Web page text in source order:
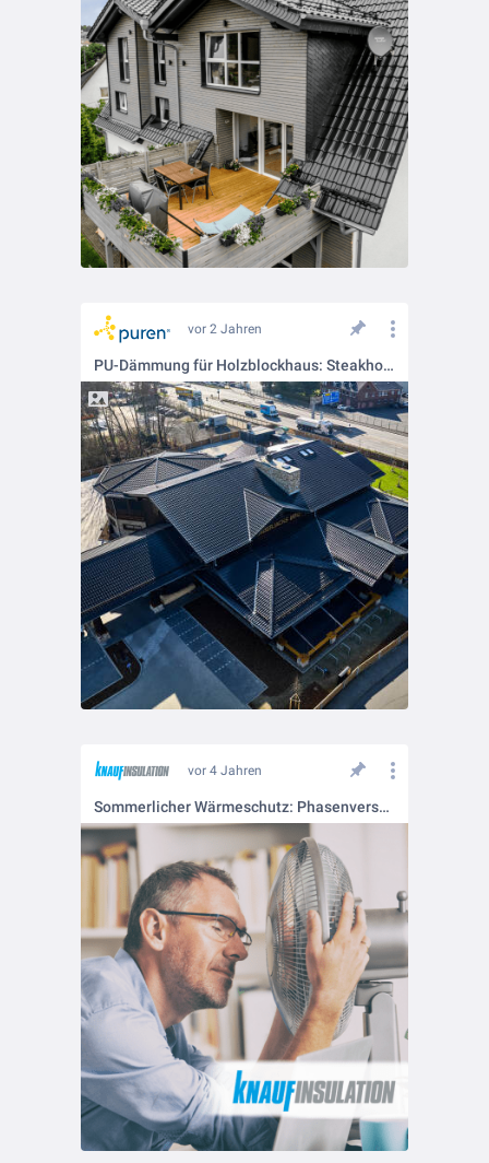
vor 2 Jahren
PU-Dämmung für Holzblockhaus: Steakhouse-Kette Timberjacks
vor 4 Jahren
Sommerlicher Wärmeschutz: Phasenverschiebung verliert Bedeutung